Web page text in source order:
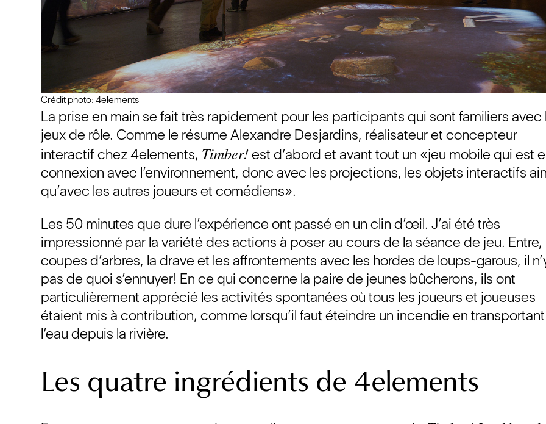
Crédit photo: 4elements
La prise en main se fait très rapidement pour les participants qui sont familiers avec
jeux de rôle. Comme le résume Alexandre Desjardins, réalisateur et concepteur
interactif chez 4elements, Timber!est d’abord et avant tout un «jeu mobile qui est
connexion avec l’environnement, donc avec les projections, les objets interactifs
qu’avec les autres joueurs et comédiens».
Les 50 minutes que dure l’expérience ont passé en un clin d’œil. J’ai été très
impressionné par la variété des actions à poser au cours de la séance de jeu. Entre,
coupes d’arbres, la drave et les affrontements avec les hordes de loups-garous, il
pas de quoi s’ennuyer! En ce qui concerne la paire de jeunes bûcherons, ils ont
particulièrement apprécié les activités spontanées où tous les joueurs et joueuses
étaient mis à contribution, comme lorsqu’il faut éteindre un incendie en
l’eau depuis la rivière.
Les quatre ingrédients de 4elements